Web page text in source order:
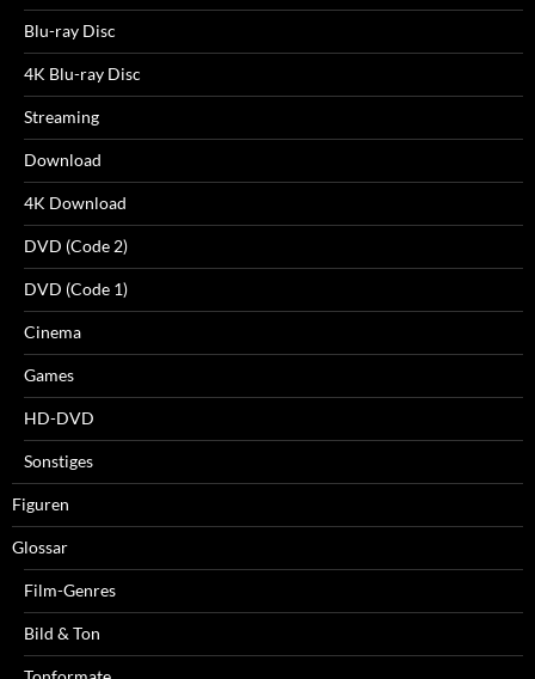
Blu-ray Disc
4K Blu-ray Disc
Streaming
Download
4K Download
DVD (Code 2)
DVD (Code 1)
Cinema
Games
HD-DVD
Sonstiges
Figuren
Glossar
Film-Genres
Bild & Ton